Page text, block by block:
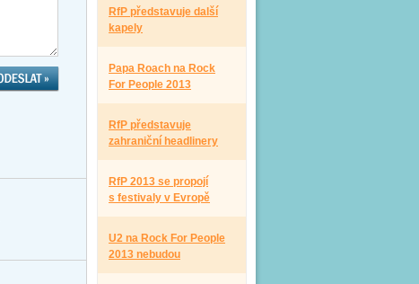
RfP představuje další
kapely
Papa Roach na Rock
For People 2013
RfP představuje
zahraniční headlinery
RfP 2013 se propojí
s festivaly v Evropě
U2 na Rock For People
2013 nebudou